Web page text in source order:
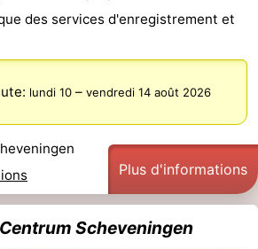
des services d'enregistrement et
lundi 10 – vendredi 14 août 2026
Plus d'informations
Scheveningen